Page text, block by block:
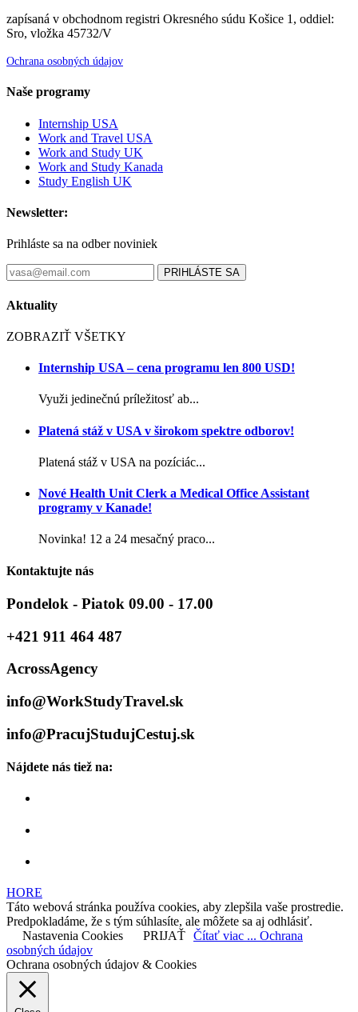
zapísaná v obchodnom registri Okresného súdu Košice 1, oddiel:
Sro, vložka 45732/V
Ochrana osobných údajov
Naše programy
Internship USA
Work and Travel USA
Work and Study UK
Work and Study Kanada
Study English UK
Newsletter:
Prihláste sa na odber noviniek
PRIHLÁSTE SA
Aktuality
ZOBRAZIŤ VŠETKY
Internship USA – cena programu len 800 USD!
Využi jedinečnú príležitosť ab...
Platená stáž v USA v širokom spektre odborov!
Platená stáž v USA na pozíciác...
Nové Health Unit Clerk a Medical Office Assistant
programy v Kanade!
Novinka! 12 a 24 mesačný praco...
Kontaktujte nás
Pondelok - Piatok 09.00 - 17.00
+421 911 464 487
AcrossAgency
info@WorkStudyTravel.sk
info@PracujStudujCestuj.sk
Nájdete nás tiež na:
HORE
Táto webová stránka používa cookies, aby zlepšila vaše prostredie.
Predpokladáme, že s tým súhlasíte, ale môžete sa aj odhlásiť.
Nastavenia Cookies
PRIJAŤ Čítať viac ... Ochrana
osobných údajov
Ochrana osobných údajov & Cookies